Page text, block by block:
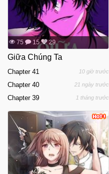
75 15 29
Giữa Chúng Ta
Chapter 41 10 giờ trước
Chapter 40 21 ngày trước
Chapter 39 1 tháng trước